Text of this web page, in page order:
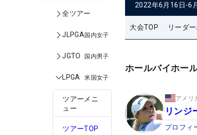
全ツアー
JLPGA国内女子
JGTO 国内男子
LPGA 米国女子
ツアーメニ
ュー
ツアーTOP
2022年6月16日-6
大会TOP リーダ
ホールバイホー
アメリ
リンジ
プロフィ